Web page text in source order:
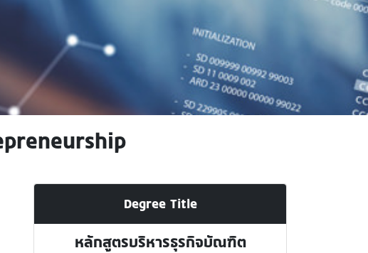
Degree Title
หลักสูตรบริหารธุรกิจบัณฑิต